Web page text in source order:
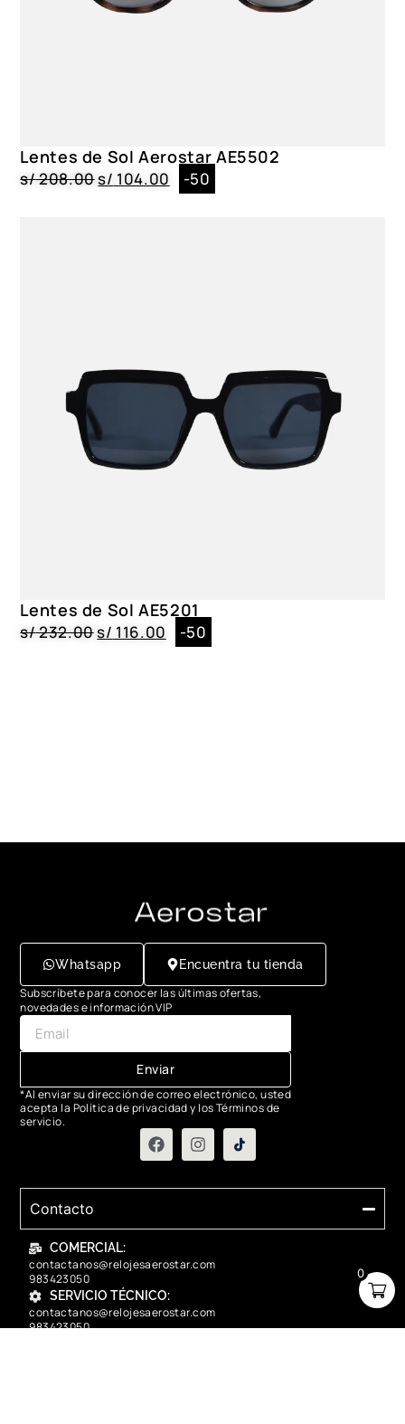
0
Lentes de Sol Aerostar AE5502
s/208.00s/ 104.00 -50
Lentes de Sol AE5201
s/232.00s/ 116.00 -50
Whatsapp Encuentra tu tienda
Subscríbete para conocer las últimas ofertas,
novedades e información VIP
Enviar
*Al enviar su dirección de correo electrónico, usted
acepta la Política de privacidad y los Términos de
servicio.
Contacto
COMERCIAL:
contactanos@relojesaerostar.com
983423050
SERVICIO TÉCNICO:
contactanos@relojesaerostar.com
983423050